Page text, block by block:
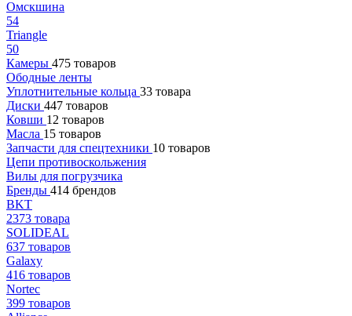
Омскшина
54
Triangle
50
Камеры 475 товаров
Ободные ленты
Уплотнительные кольца 33 товара
Диски 447 товаров
Ковши 12 товаров
Масла 15 товаров
Запчасти для спецтехники 10 товаров
Цепи противоскольжения
Вилы для погрузчика
Бренды 414 брендов
BKT
2373 товара
SOLIDEAL
637 товаров
Galaxy
416 товаров
Nortec
399 товаров